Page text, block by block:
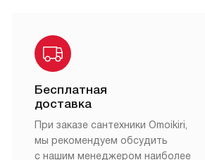
Бесплатная
доставка
При заказе сантехники Omoikiri,
мы рекомендуем обсудить
с нашим менеджером наиболее